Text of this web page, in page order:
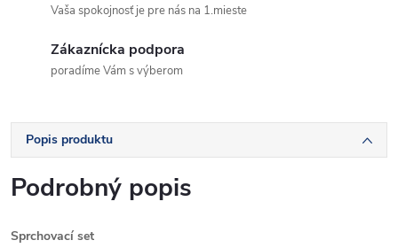
Vaša spokojnosť je pre nás na 1.mieste
Zákaznícka podpora
poradíme Vám s výberom
Popis produktu
Podrobný popis
Sprchovací set